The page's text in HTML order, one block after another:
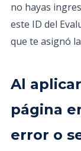
no hayas
este ID del
que te asignó
Al
página
error o